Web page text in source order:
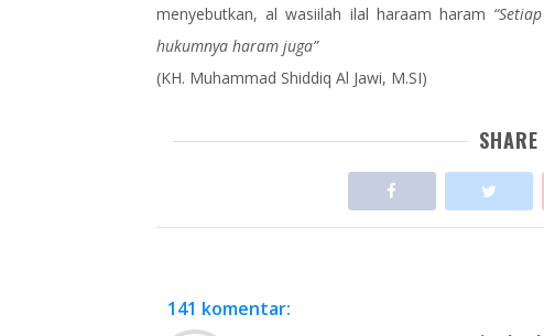
menyebutkan, al wasiilah ilal haraam haram
hukumnya haram juga”
(KH. Muhammad Shiddiq Al Jawi, M.SI)
141 komentar: